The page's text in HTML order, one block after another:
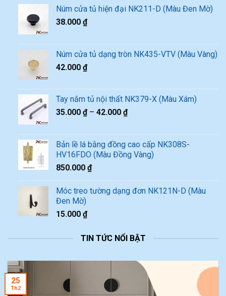
Núm cửa tủ hiện đại NK211-D (Màu Đen Mờ)
38.000 ₫
Núm cửa tủ dạng tròn NK435-VTV (Màu Vàng)
42.000 ₫
Tay nắm tủ nội thất NK379-X (Màu Xám)
35.000 ₫– 42.000 ₫
Bản lề lá bằng đồng cao cấp NK308S-
HV16FDO (Màu Đồng Vàng)
850.000 ₫
Móc treo tường dạng đơn NK121N-D (Màu
Đen Mờ)
15.000 ₫
TIN TỨC NỔI BẬT
25
Th2